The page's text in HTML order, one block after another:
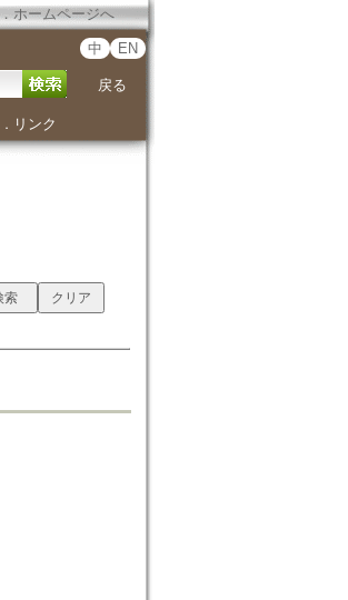
． ホームページへ
中 EN
戻る
． リンク